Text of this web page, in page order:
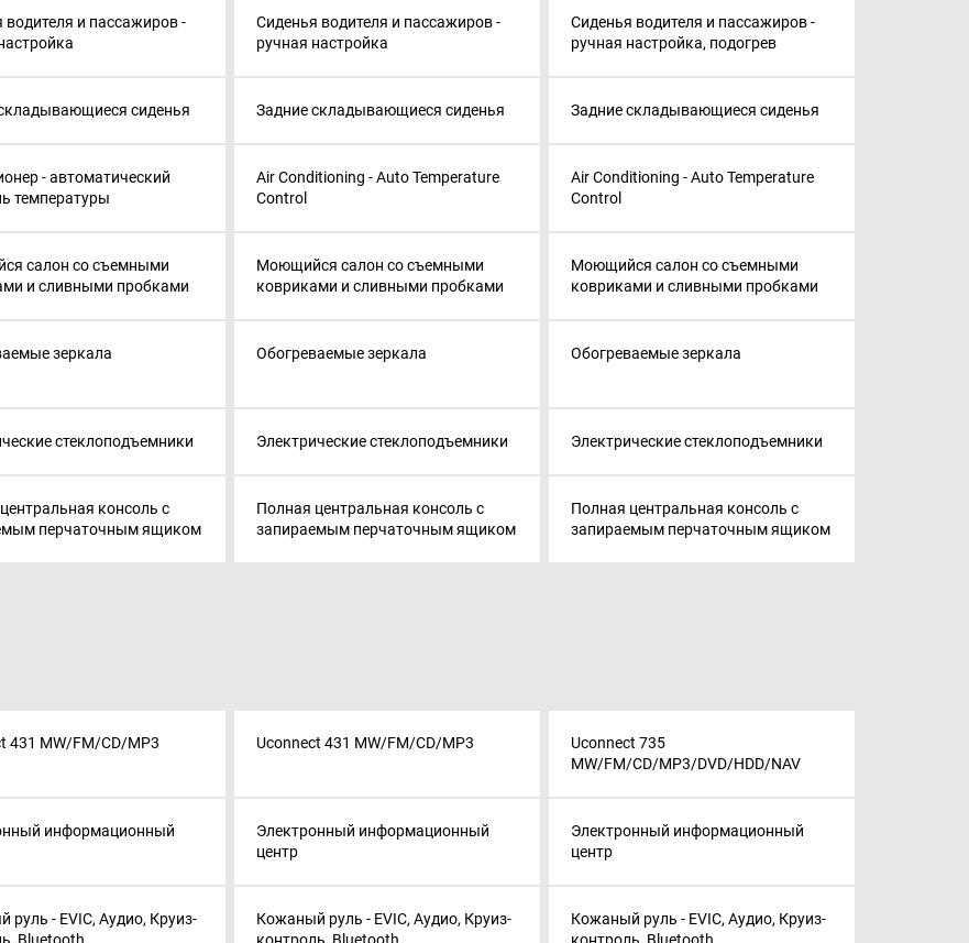
водителя и пассажиров -
Сиденья водителя и пассажиров -
ручная настройка
Сиденья водителя и пассажиров -
ручная настройка, подогрев
сиденья Задние складывающиеся сиденья Задние складывающиеся сиденья
- автоматический
температуры
Air Conditioning - Auto Temperature
Control
Air Conditioning - Auto Temperature
Control
салон со съемными
и сливными пробками
Моющийся салон со съемными
ковриками и сливными пробками
Моющийся салон со съемными
ковриками и сливными пробками
зеркала Обогреваемые зеркала Обогреваемые зеркала
стеклоподъемники Электрические стеклоподъемники Электрические стеклоподъемники
консоль с
перчаточным ящиком
Полная центральная консоль с
запираемым перчаточным ящиком
Полная центральная консоль с
запираемым перчаточным ящиком
431 MW/FM/CD/MP3 Uconnect 431 MW/FM/CD/MP3
Uconnect 735
MW/FM/CD/MP3/DVD/HDD/NAV
информационный
Электронный информационный
центр
Электронный информационный
центр
руль - EVIC, Аудио, Круиз-
Кожаный руль - EVIC, Аудио, Круиз-
Кожаный руль - EVIC, Аудио, Круиз-